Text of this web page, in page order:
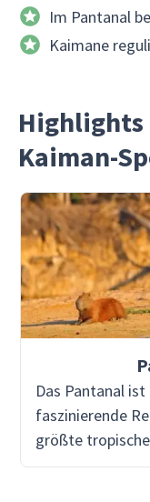
Im Pantanal
Kaimane
Highlights
Kaiman-
Das Pantanal
faszinierende
größte
und einer der